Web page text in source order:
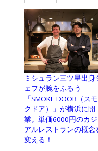
ミシュラン三ツ星出身
ェフが腕をふるう
「SMOKE DOOR（ス
クドア）」が横浜に開
業。単価6000円のカ
アルレストランの概念
変える！